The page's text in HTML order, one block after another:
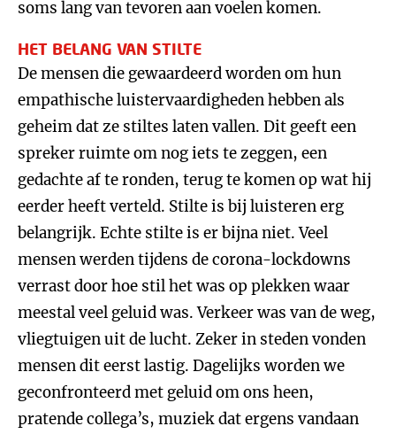
soms lang van tevoren aan voelen komen.
HET BELANG VAN STILTE
De mensen die gewaardeerd worden om hun
empathische luistervaardigheden hebben als
geheim dat ze stiltes laten vallen. Dit geeft een
spreker ruimte om nog iets te zeggen, een
gedachte af te ronden, terug te komen op wat hij
eerder heeft verteld. Stilte is bij luisteren erg
belangrijk. Echte stilte is er bijna niet. Veel
mensen werden tijdens de corona-lockdowns
verrast door hoe stil het was op plekken waar
meestal veel geluid was. Verkeer was van de weg,
vliegtuigen uit de lucht. Zeker in steden vonden
mensen dit eerst lastig. Dagelijks worden we
geconfronteerd met geluid om ons heen,
pratende collega’s, muziek dat ergens vandaan